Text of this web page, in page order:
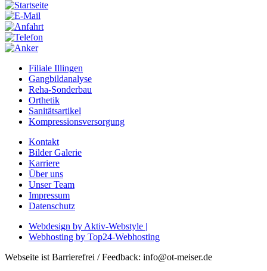
Filiale Illingen
Gangbildanalyse
Reha-Sonderbau
Orthetik
Sanitätsartikel
Kompressionsversorgung
Kontakt
Bilder Galerie
Karriere
Über uns
Unser Team
Impressum
Datenschutz
Webdesign by Aktiv-Webstyle |
Webhosting by Top24-Webhosting
Webseite ist Barrierefrei / Feedback: info@ot-meiser.de